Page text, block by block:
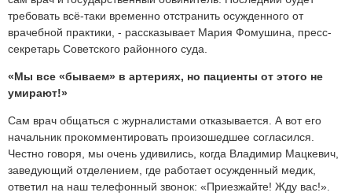
требовать всё-таки временно отстранить осужденного от
врачебной практики, - рассказывает Мария Фомушина, пресс-
секретарь Советского районного суда.
«Мы все «бываем» в артериях, но пациенты от этого не
умирают!»
Сам врач общаться с журналистами отказывается. А вот его
начальник прокомментировать произошедшее согласился.
Честно говоря, мы очень удивились, когда Владимир Мацкевич,
заведующий отделением, где работает осужденный медик,
ответил на наш телефонный звонок: «Приезжайте! Жду вас!».